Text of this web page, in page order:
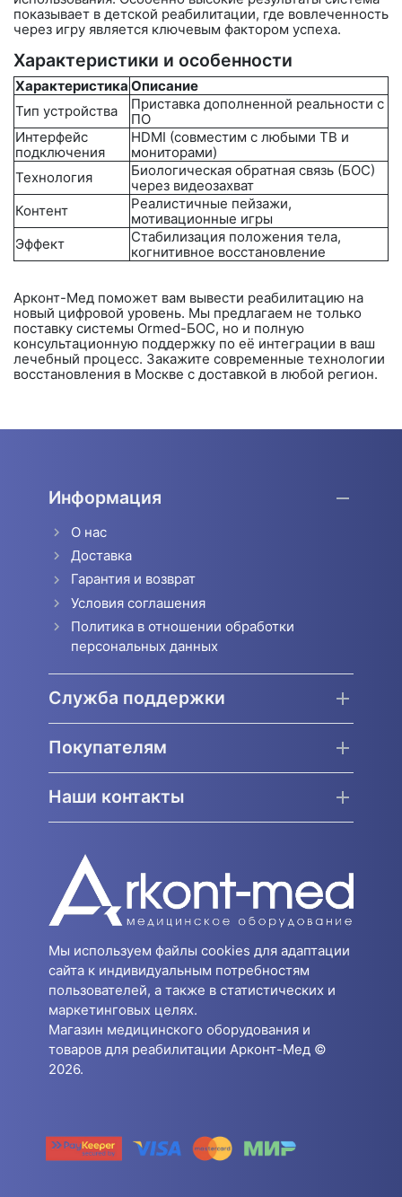
показывает в детской реабилитации, где вовлеченность
через игру является ключевым фактором успеха.
Характеристики и особенности
Характеристика Описание
Тип устройства
Приставка дополненной реальности с
ПО
Интерфейс
подключения
HDMI (совместим с любыми ТВ и
мониторами)
Технология
Биологическая обратная связь (БОС)
через видеозахват
Контент
Реалистичные пейзажи,
мотивационные игры
Эффект
Стабилизация положения тела,
когнитивное восстановление
Арконт-Мед поможет вам вывести реабилитацию на
новый цифровой уровень. Мы предлагаем не только
поставку системы Ormed-БОС, но и полную
консультационную поддержку по её интеграции в ваш
лечебный процесс. Закажите современные технологии
восстановления в Москве с доставкой в любой регион.
Информация
О нас
Доставка
Гарантия и возврат
Условия соглашения
Политика в отношении обработки
персональных данных
Служба поддержки
Покупателям
Наши контакты
Мы используем файлы cookies для адаптации
сайта к индивидуальным потребностям
пользователей, а также в статистических и
маркетинговых целях.
Магазин медицинского оборудования и
товаров для реабилитации Арконт-Мед ©
2026.